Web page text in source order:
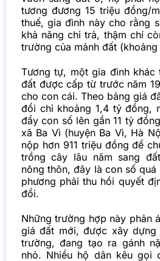
tương đương 15 triệu đồng/
thuế, gia đình này cho rằng
khả năng chi trả, thậm chí
trường của mảnh đất
Tương tự, một gia đình khác
đất được cấp từ trước năm
cho con cái. Theo bảng giá
đổi chỉ khoảng 1,4 tỷ đồng,
đẩy con số lên gần 11 tỷ
xã Ba Vì (huyện Ba Vì, Hà
nộp hơn 911 triệu đồng để
trồng cây lâu năm sang
nông thôn, đây là con số
phương phải thu hồi quyết
đổi.
Những trường hợp này phản
giá đất mới, được xây
trường, đang tạo ra gánh
nhỏ. Nhiều hộ dân kêu gọi